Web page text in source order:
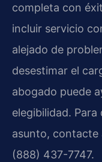
completa con
incluir servicio
alejado de
desestimar el
abogado puede
elegibilidad.
asunto, contacte
(888) 437-7747.